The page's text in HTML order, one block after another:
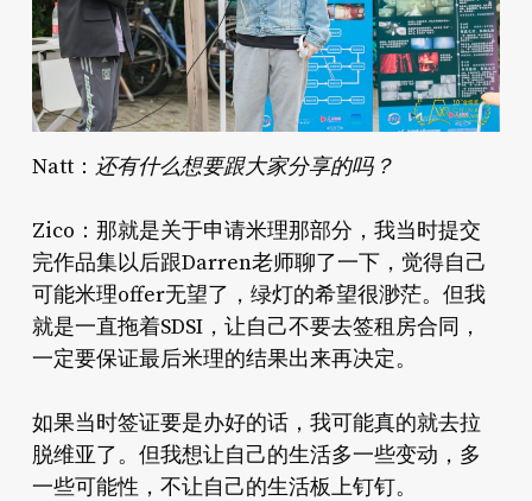
Natt： 还有什么想要跟大家分享的吗？
Zico：那就是关于申请米理那部分，我当时提交
完作品集以后跟Darren老师聊了一下，觉得自己
可能米理offer无望了，绿灯的希望很渺茫。但我
就是一直拖着SDSI，让自己不要去签租房合同，
一定要保证最后米理的结果出来再决定。
如果当时签证要是办好的话，我可能真的就去拉
脱维亚了。但我想让自己的生活多一些变动，多
一些可能性，不让自己的生活板上钉钉。